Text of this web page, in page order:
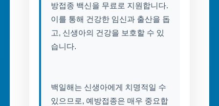
방접종 백신을 무료로 지원합니다.
이를 통해 건강한 임신과 출산을 돕
고, 신생아의 건강을 보호할 수 있
습니다.
백일해는 신생아에게 치명적일 수
있으므로, 예방접종은 매우 중요합